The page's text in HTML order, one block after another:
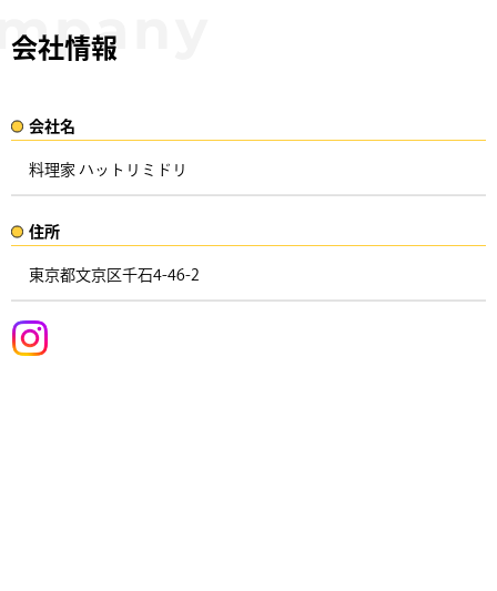
会社情報
会社名​
料理家 ハットリミドリ
住所​​
東京都文京区千石4-46-2 ​